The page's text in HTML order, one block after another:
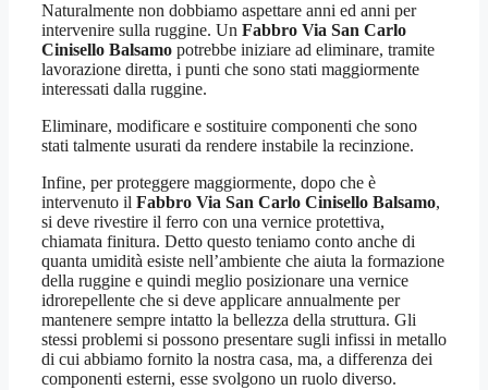
Naturalmente non dobbiamo aspettare anni ed anni per
intervenire sulla ruggine. Un Fabbro Via San Carlo
Cinisello Balsamo potrebbe iniziare ad eliminare, tramite
lavorazione diretta, i punti che sono stati maggiormente
interessati dalla ruggine.
Eliminare, modificare e sostituire componenti che sono
stati talmente usurati da rendere instabile la recinzione.
Infine, per proteggere maggiormente, dopo che è
intervenuto il Fabbro Via San Carlo Cinisello Balsamo,
si deve rivestire il ferro con una vernice protettiva,
chiamata finitura. Detto questo teniamo conto anche di
quanta umidità esiste nell’ambiente che aiuta la formazione
della ruggine e quindi meglio posizionare una vernice
idrorepellente che si deve applicare annualmente per
mantenere sempre intatto la bellezza della struttura. Gli
stessi problemi si possono presentare sugli infissi in metallo
di cui abbiamo fornito la nostra casa, ma, a differenza dei
componenti esterni, esse svolgono un ruolo diverso.